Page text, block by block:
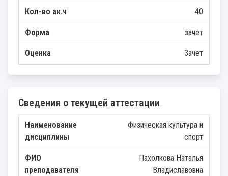
40
зачет
Зачет
Сведения о текущей аттестации
Физическая культура и
спорт
Пахолкова Наталья
Владиславовна